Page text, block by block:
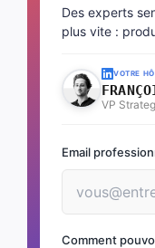
Des experts
plus vite :
VOTRE
VP
Email
Comment